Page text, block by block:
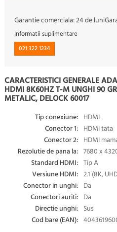
Garantie comerciala:24 de luni
Informatii suplimentare
021 322 1234
CARACTERISTICI GENERALE
HDMI 8K60HZ T-M UNGHI 90
METALIC, DELOCK 60017
Tip conexiune: HDMI
Conector 1: HDMI tata
Conector 2: HDMI
Rezolutie de pana la: 7680 x
Standard HDMI: Tip A
Versiune HDMI: 2.1 (8K,
Conector in unghi: Da
Conectori auriti: Da
Directie unghi: Sus
Cod bare (EAN):